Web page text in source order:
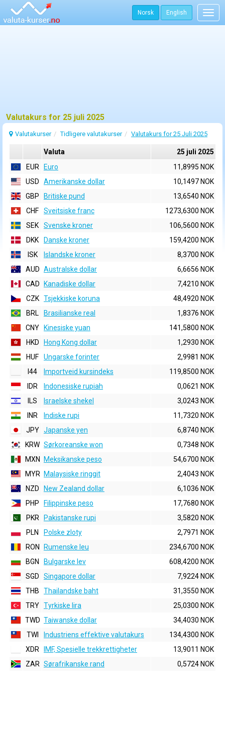
Norsk English
Valutakurs for 25 juli 2025
Valutakurser Tidligere valutakurser Valutakurs for 25 Juli 2025
Valuta
25 juli 2025
EUR
Euro
11,8995 NOK
USD
Amerikanske dollar
10,1497 NOK
GBP
Britiske pund
13,6540 NOK
CHF
Sveitsiske franc
1273,6300 NOK
SEK
Svenske kroner
106,5600 NOK
DKK
Danske kroner
159,4200 NOK
ISK
Islandske kroner
8,3700 NOK
AUD Australske dollar
6,6656 NOK
CAD
Kanadiske dollar
7,4210 NOK
CZK Tsjekkiske koruna
48,4920 NOK
BRL
Brasilianske real
1,8376 NOK
CNY
Kinesiske yuan
141,5800 NOK
HKD
Hong Kong dollar
1,2930 NOK
HUF
Ungarske forinter
2,9981 NOK
I44
Importveid kursindeks
119,8500 NOK
IDR
Indonesiske rupiah
0,0621 NOK
ILS
Israelske shekel
3,0243 NOK
INR
Indiske rupi
11,7320 NOK
JPY Japanske yen
6,8740 NOK
KRW Sørkoreanske won
0,7348 NOK
MXN
Meksikanske peso
54,6700 NOK
MYR
Malaysiske ringgit
2,4043 NOK
NZD
New Zealand dollar
6,1036 NOK
PHP
Filippinske peso
17,7680 NOK
PKR
Pakistanske rupi
3,5820 NOK
PLN
Polske zloty
2,7971 NOK
RON
Rumenske leu
234,6700 NOK
BGN
Bulgarske lev
608,4200 NOK
SGD
Singapore dollar
7,9224 NOK
THB
Thailandske baht
31,3550 NOK
TRY Tyrkiske lira
25,0300 NOK
TWD Taiwanske dollar
34,4030 NOK
TWI
Industriens effektive valutakurs
134,4300 NOK
XDR
IMF, Spesielle trekkrettigheter
13,9011 NOK
ZAR Sørafrikanske rand 0,5724 NOK